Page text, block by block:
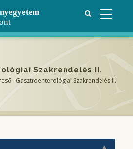
Szakrendelés II.
- Gasztroenterológiai Szakrendelés II.